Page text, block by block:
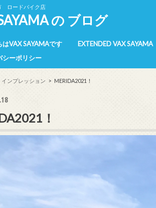
ロードバイク店
の ブログ
はVAX SAYAMAです EXTENDED VAX SAYAMA
シーポリシー
インプレッション MERIDA2021！
！